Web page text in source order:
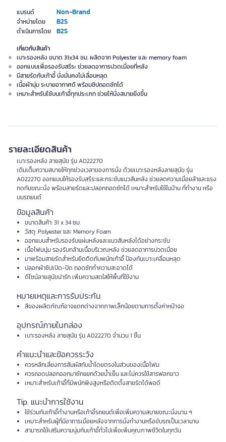
แบรนด์ Non-Brand
จำหน่ายโดย B2S
ดำเนินการโดย B2S
เกี่ยวกับสินค้า
เบาะรองหลัง ขนาด 31x34 ซม. ผลิตจาก Polyester และ memory foam
ออกแบบเพื่อรองรับสรีระ ช่วยลดอาการปวดเมื่อยที่หลัง
มีสายรัดกับเก้าอี้ นั่งมั่นคงไม่เลื่อนหลุด
เนื้อผ้านุ่ม ระบายอากาศดี พร้อมซิปถอดซักได้
เหมาะสำหรับใช้บนเก้าอี้ทุกประเภท ช่วยให้นั่งสบายยิ่งขึ้น
รายละเอียดสินค้า
เบาะรองหลัง ลายสุนัข รุ่น A022270
เติมเต็มความสบายให้ทุกช่วงเวลาของการนั่ง ด้วยเบาะรองหลังลายสุนัข รุ่น
A022270 ออกแบบให้รองรับสรีระและกระชับแนวสันหลัง ช่วยลดความเมื่อยล้าและแรง
กดทับขณะนั่ง พร้อมสายรัดและปลอกถอดซักได้ เหมาะสำหรับใช้ในบ้าน ที่ทำงาน หรือ
บนรถยนต์
ข้อมูลสินค้า
ขนาดสินค้า: 31 x 34 ซม.
วัสดุ: Polyester และ Memory Foam
ออกแบบสำหรับรองรับแผ่นหลังและแนวสันหลังได้อย่างกระชับ
เนื้อโฟมนุ่ม รองรับกล้ามเนื้อบริเวณหลัง ช่วยลดอาการปวดเมื่อย
มาพร้อมสายรัดสำหรับยึดติดกับพนักเก้าอี้ ป้องกันเบาะเคลื่อนหลุด
ปลอกผ้าซิปเปิด-ปิด ถอดซักทำความสะอาดได้
ดีไซน์ลายสุนัขน่ารัก เพิ่มความสดใสให้พื้นที่ใช้งาน
หมายเหตุและการรับประกัน
สีของผลิตภัณฑ์อาจแตกต่างจากภาพเล็กน้อยตามการตั้งค่าหน้าจอ
อุปกรณ์ภายในกล่อง
เบาะรองหลัง ลายสุนัข รุ่น A022270 จำนวน 1 ชิ้น
คำแนะนำและข้อควรระวัง
ควรหลีกเลี่ยงการสัมผัสกับน้ำโดยตรงในส่วนของเนื้อโฟม
ควรถอดปลอกออกมาซักแยกด้วยน้ำเย็น และไม่ควรใช้สารฟอกขาว
เหมาะสำหรับเก้าอี้ที่มีพนักพิงสูงหรือติดตั้งสายรัดได้พอดี
Tip. แนะนำการใช้งาน
ใช้ร่วมกับเก้าอี้ทำงานหรือเก้าอี้รถยนต์เพื่อเพิ่มความสบายขณะนั่งนาน ๆ
เหมาะสำหรับผู้ที่มีอาการเมื่อยหลังจากการนั่งทำงานหรือขับรถเป็นเวลานาน
สามารถใช้เสริมความนุ่มกับเก้าอี้ทั่วไปเพื่อเพิ่มคุณภาพชีวิตในทุกวัน